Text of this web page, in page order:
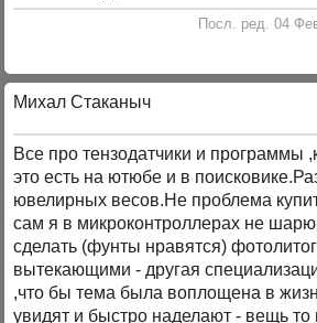
Посл. ред. 04
Михал Стаканыч
Все про тензодатчики и программы
это есть на ютюбе и в
ювелирных весов.Не проблема
сам я в микроконтроллерах не
сделать (фунты нравятся)
вытекающими - другая
,что бы тема была воплощена в
увидят и быстро наделают - вещь то